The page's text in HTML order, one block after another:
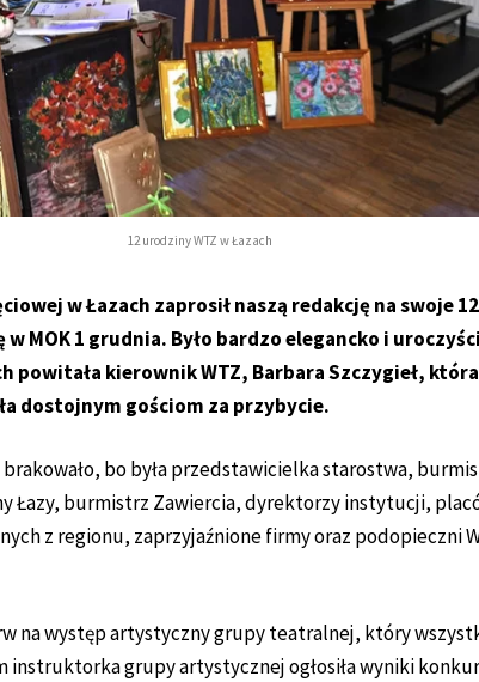
12 urodziny WTZ w Łazach
w Łazach zaprosił naszą redakcję na swoje
w MOK 1 grudnia. Było bardzo elegancko i
powitała kierownik WTZ, Barbara Szczygieł,
dostojnym gościom za przybycie.
bo była przedstawicielka starostwa,
Łazy, burmistrz Zawiercia, dyrektorzy instytucji,
z regionu, zaprzyjaźnione firmy oraz podopieczni
na występ artystyczny grupy teatralnej, który
instruktorka grupy artystycznej ogłosiła wyniki